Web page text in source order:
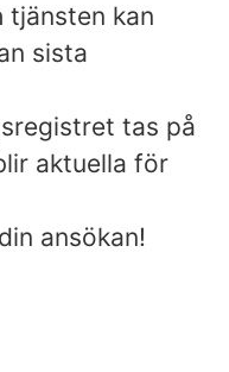
tjänsten kan
sista
tas på
aktuella för
ansökan!